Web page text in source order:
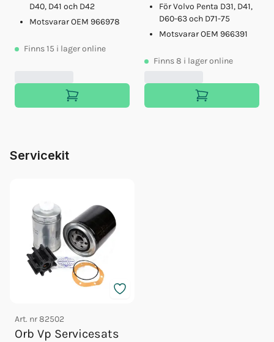
D40, D41 och D42
Motsvarar OEM 966978
Finns15 i lager online
För Volvo Penta D31, D41,
D60-63 och D71-75
Motsvarar OEM 966391
Finns8 i lager online
Servicekit
Art. nr82502
Orb Vp Servicesats